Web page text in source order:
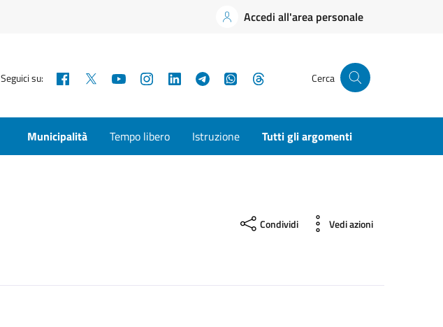
Accedi all'area personale
Seguici su: Facebook YouTubeInstagramLinkedInTelegramWhatsApp Cerca
Municipalità Tempo libero Istruzione Tutti gli argomenti
Condividi Vedi azioni